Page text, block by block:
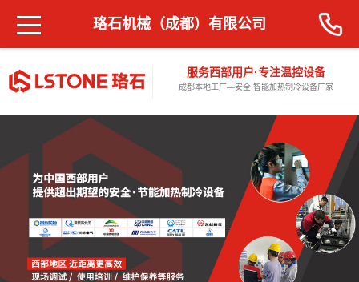
服务西部用户·专注温控设备
成都本地工厂—安全·智能加热制冷设备厂家
珞石机械（成都）有限公司